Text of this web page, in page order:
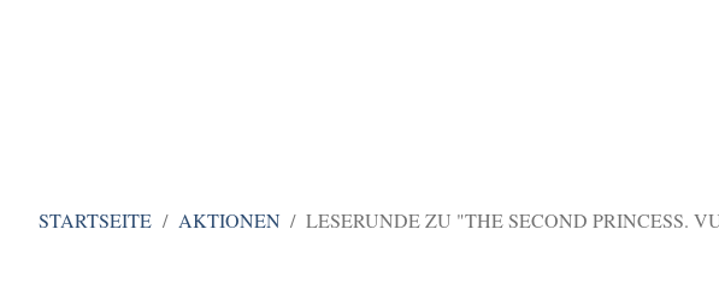
STARTSEITE AKTIONEN LESERUNDE ZU "THE SECOND PRINCESS.